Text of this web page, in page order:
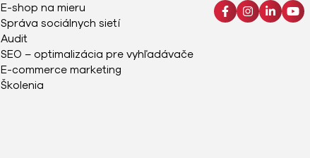
E-shop na mieru
Správa sociálnych sietí
Audit
SEO – optimalizácia pre vyhľadávače
E-commerce marketing
Školenia